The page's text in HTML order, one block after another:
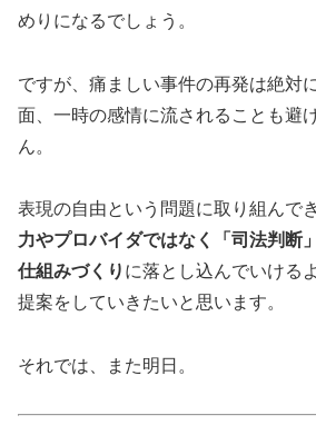
めりになるでしょう。
ですが、痛ましい事件の再発は絶対
面、一時の感情に流されることも避
ん。
表現の自由という問題に取り組んで
力やプロバイダではなく「司法判断
仕組みづくり に落とし込んでいける
提案をしていきたいと思います。
それでは、また明日。